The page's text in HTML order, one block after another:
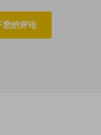
您的评论